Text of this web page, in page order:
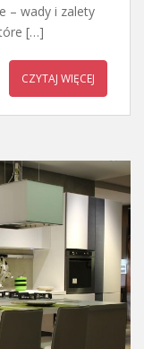
– wady i zalety
[…]
CZYTAJ WIĘCEJ